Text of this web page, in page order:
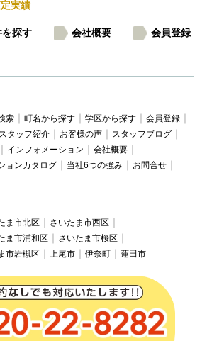
実績
を探す 会社概要
会員登録
索 町名から探す 学区から探す
会員登録
スタッフ紹介 お客様の声
スタッフブログ
インフォメーション
会社概要
ョンカタログ 当社6つの強み
お問合せ
ま市北区
さいたま市西区
ま市浦和区
さいたま市桜区
市岩槻区 上尾市 伊奈町 蓮田市